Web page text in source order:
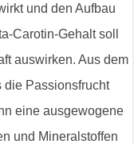
und den Aufbau
Carotin-Gehalt soll
auswirken. Aus dem
die Passionsfrucht
eine ausgewogene
und Mineralstoffen